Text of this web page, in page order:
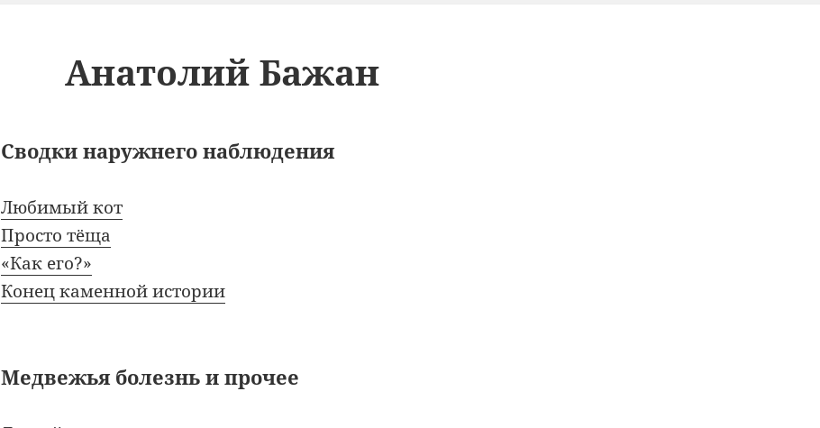
Анатолий Бажан
Сводки наружнего наблюдения
Любимый кот
Просто тёща
«Как его?»
Конец каменной истории
Медвежья болезнь и прочее